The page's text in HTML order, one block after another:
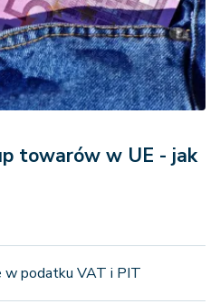
towarów w UE - jak
w podatku VAT i PIT